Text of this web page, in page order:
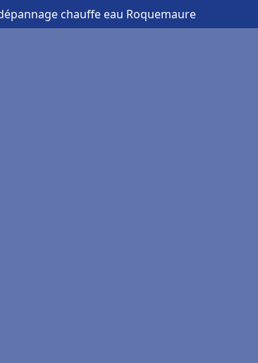
chauffe eau Roquemaure